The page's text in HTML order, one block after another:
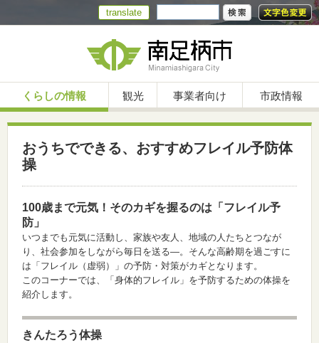
translate
くらしの情報 観光 事業者向け 市政情報
おうちでできる、おすすめフレイル予防体
操
100歳まで元気！そのカギを握るのは「フレイル予
防」
いつまでも元気に活動し、家族や友人、地域の人たちとつなが
り、社会参加をしながら毎日を送る―。そんな高齢期を過ごすに
は「フレイル（虚弱）」の予防・対策がカギとなります。
このコーナーでは、「身体的フレイル」を予防するための体操を
紹介します。
きんたろう体操